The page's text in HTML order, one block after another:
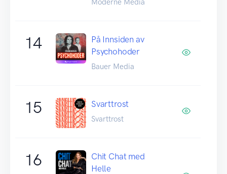
Moderne Media
14
På Innsiden av
Psychohoder
Bauer Media
15 Svarttrost
Svarttrost
16
Chit Chat med
Helle